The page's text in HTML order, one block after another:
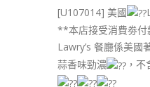
[U107014] 美國
**本店接受消費劵付
Lawry’s 餐廳係美國
蒜香味勁濃
，